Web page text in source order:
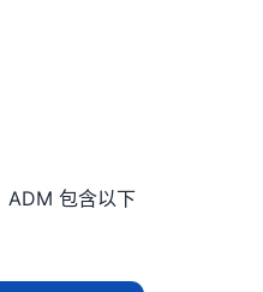
ADM 包含以下